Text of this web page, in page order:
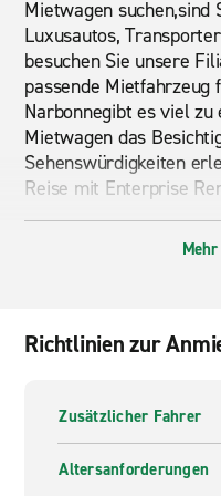
Mietwagen suchen,sind
Luxusautos,
besuchen Sie unsere
passende Mietfahrzeug
Narbonnegibt es viel
Mietwagen das
Sehenswürdigkeiten
Reise mit Enterprise
Eine große Auswahl an
zu großen Transportern,
richtige für Ihre
wählen Sie das
Rent-A-Car.
Kostenloser Abholservice
Richtlinien zur
Zusätzlicher Fahrer
Altersanforderungen